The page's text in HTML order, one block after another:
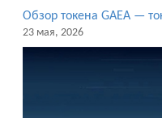
Обзор токена GAEA —
23 мая, 2026